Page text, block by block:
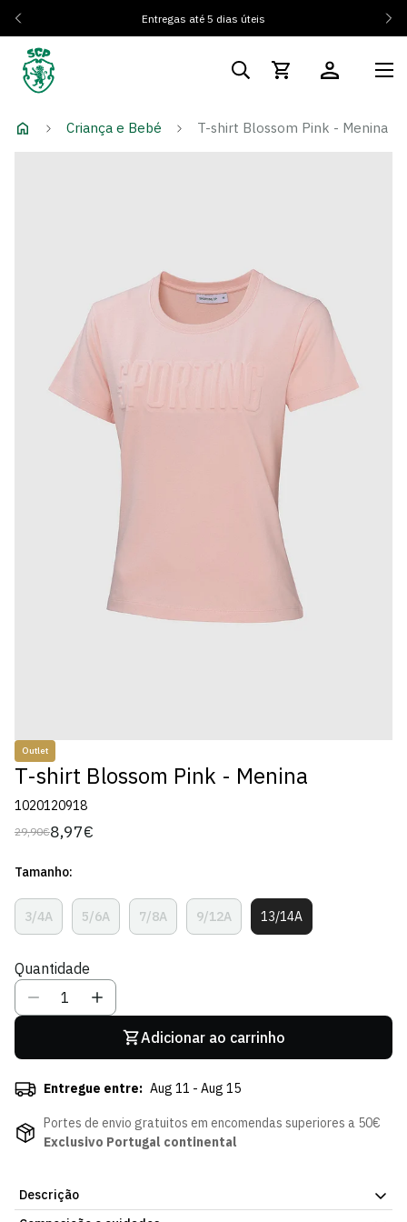
Entregas até 5 dias úteis
Criança e Bebé T-shirt Blossom Pink - Menina
Outlet
T-shirt Blossom Pink - Menina
1020120918
Preço
29,90€
Preço
venda
8,97€
Tamanho:
3/4AVariante
Esgotada
Indisponível
5/6AVariante
Esgotada
7/8AVariante
Esgotada
9/12AVariante
Esgotada
13/14AVariante
Esgotada
Quantidade
Adicionar ao carrinho
Entregue entre: Aug 11 - Aug 15
Portes de envio gratuitos em encomendas superiores a 50€
Exclusivo Portugal continental
Descrição